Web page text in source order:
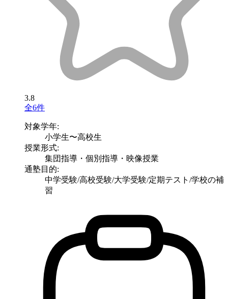
3.8
全6件
対象学年:
小学生〜高校生
授業形式:
集団指導・個別指導・映像授業
通塾目的:
中学受験/高校受験/大学受験/定期テスト/学校の補
習